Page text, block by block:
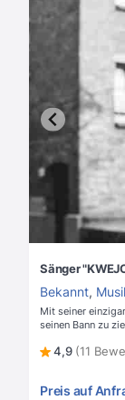
Sänger
Bekannt,
Mit seiner
seinen Bann zu
4,9 (11
Preis auf